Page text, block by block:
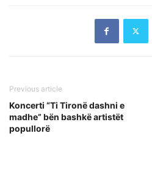
Previous article
Koncerti “Ti Tironë dashni e
madhe” bën bashkë artistët
popullorë